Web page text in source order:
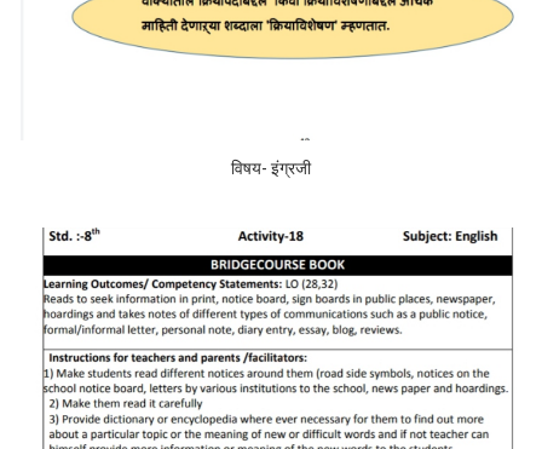
विषय- इंग्रजी